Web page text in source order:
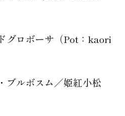
グロボーサ（Pot：kaori
ルボスム／姫紅小松